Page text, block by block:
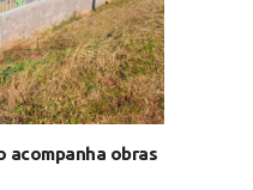
acompanha obras